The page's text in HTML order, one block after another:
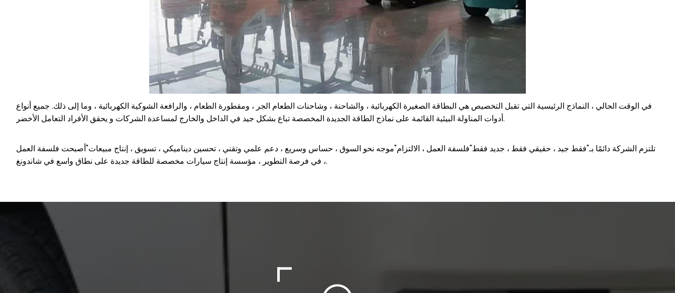
في الوقت الحالي ، النماذج الرئيسية التي تقبل التخصيص هي البطاقة الصغيرة الكهربائية ، والشاحنة ، وشاحنات الطعام الجر ، ومقطورة الطعام ، والرافعة الشوكية الكهربائية ، وما إلى ذلك. جميع أنواع
أدوات المناولة البيئية القائمة على نماذج الطاقة الجديدة المخصصة تباع بشكل جيد في الداخل والخارج لمساعدة الشركات و يحقق الأفراد التعامل الأخضر.
تلتزم الشركة دائمًا بـ"فقط جيد ، حقيقي فقط ، جديد فقط"فلسفة العمل ، الالتزام"موجه نحو السوق ، حساس وسريع ، دعم علمي وتقني ، تحسين ديناميكي ، تسويق ، إنتاج مبيعات"أصبحت فلسفة العمل
، في فرصة التطوير ، مؤسسة إنتاج سيارات مخصصة للطاقة جديدة على نطاق واسع في شاندونغ.